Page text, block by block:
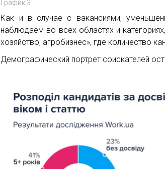
График 3
Как и в случае с вакансиями,
наблюдаем во всех областях и
хозяйство, агробизнес», где количество
Демографический портрет соискателей